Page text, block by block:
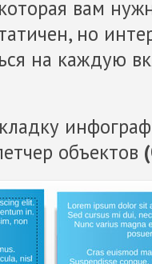
вам
но
на каждую
объектов